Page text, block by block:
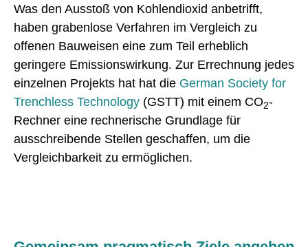
Was den Ausstoß von Kohlendioxid anbetrifft,
haben grabenlose Verfahren im Vergleich zu
offenen Bauweisen eine zum Teil erheblich
geringere Emissionswirkung. Zur Errechnung jedes
einzelnen Projekts hat hat die German Society for
Trenchless Technology (GSTT) mit einem CO2-
Rechner eine rechnerische Grundlage für
ausschreibende Stellen geschaffen, um die
Vergleichbarkeit zu ermöglichen.